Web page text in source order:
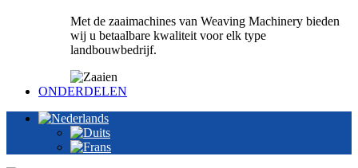
Met de zaaimachines van Weaving Machinery bieden
wij u betaalbare kwaliteit voor elk type
landbouwbedrijf.
ONDERDELEN